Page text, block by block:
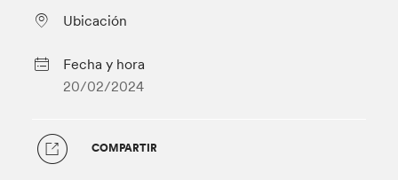
Ubicación
Fecha y hora
20/02/2024
COMPARTIR